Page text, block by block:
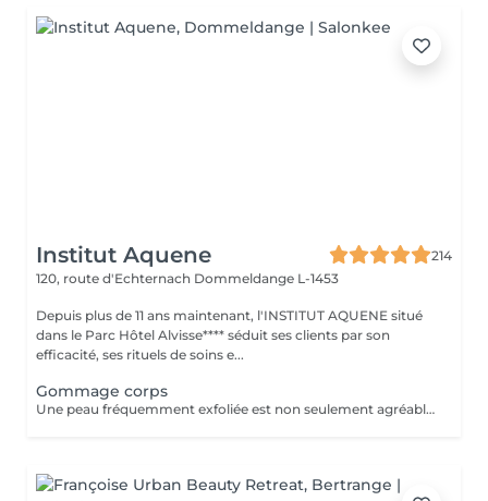
Institut Aquene
214
120, route d'Echternach Dommeldange L-1453
Depuis plus de 11 ans maintenant, l'INSTITUT AQUENE situé
dans le Parc Hôtel Alvisse**** séduit ses clients par son
efficacité, ses rituels de soins e...
Gommage corps
Une peau fréquemment exfoliée est non seulement agréable mais paraît aussi en meilleure santé, absorbe d'avantage les agents hydratants, est plus souple et reste jeune plus longtemps.